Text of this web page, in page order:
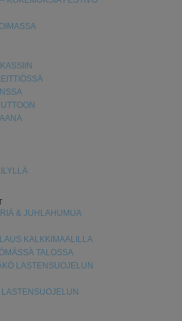
& JUHLAHUMUA
KALKKIMAALILLA
TALOSSA
LASTENSUOJELUN
LASTENSUOJELUN